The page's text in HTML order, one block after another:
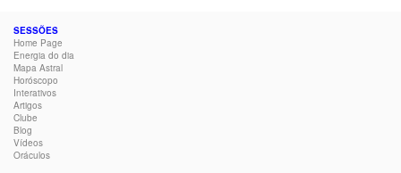
SESSÕES
Home Page
Energia do dia
Mapa Astral
Horóscopo
Interativos
Artigos
Clube
Blog
Vídeos
Oráculos